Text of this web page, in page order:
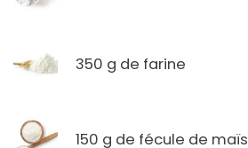
350 g de farine
150 g de fécule de maïs